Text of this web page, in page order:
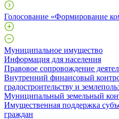
Голосование «Формирование
Муниципальное имущество
Информация для населения
Правовое сопровождение
Внутренний финансовый
градостроительству и
Муниципальный земельный
Имущественная поддержка
граждан